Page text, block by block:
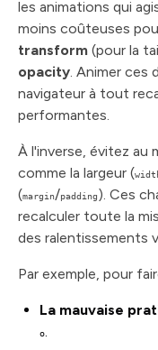
les animations qui
moins coûteuses
transform (pour la
opacity. Animer ces
navigateur à tout
performantes.
À l'inverse, évitez au
comme la largeur (
(margin/padding). Ces
recalculer toute la
des ralentissements
Par exemple, pour
La mauvaise
o.